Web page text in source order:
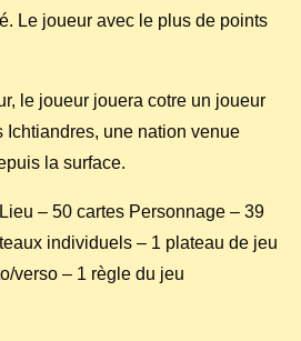
Le joueur avec le plus de points
le joueur jouera cotre un joueur
Ichtiandres, une nation venue
la surface.
– 50 cartes Personnage – 39
individuels – 1 plateau de jeu
verso – 1 règle du jeu